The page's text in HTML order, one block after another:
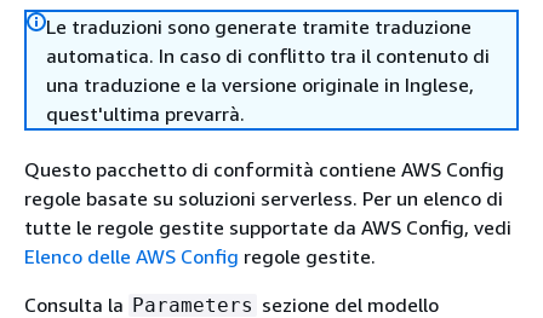
Le traduzioni sono generate tramite traduzione
automatica. In caso di conflitto tra il contenuto di
una traduzione e la versione originale in Inglese,
quest'ultima prevarrà.
Questo pacchetto di conformità contiene AWS Config
regole basate su soluzioni serverless. Per un elenco di
tutte le regole gestite supportate da AWS Config, vedi
Elenco delle AWS Config regole gestite.
Consulta la Parameters sezione del modello